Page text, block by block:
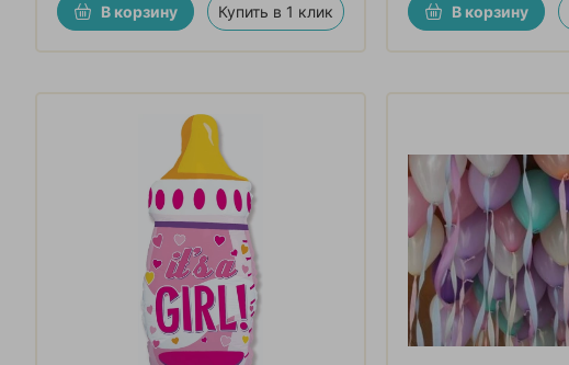
В корзину Купить в 1 клик В корзину